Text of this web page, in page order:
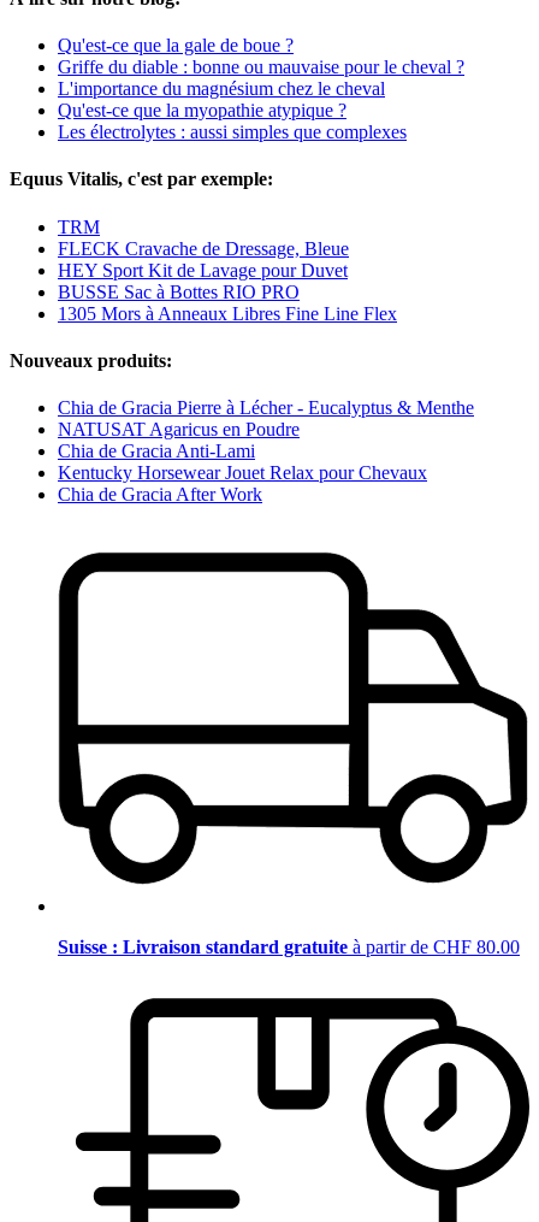
Qu'est-ce que la gale de boue ?
Griffe du diable : bonne ou mauvaise pour le cheval ?
L'importance du magnésium chez le cheval
Qu'est-ce que la myopathie atypique ?
Les électrolytes : aussi simples que complexes
Equus Vitalis, c'est par exemple:
TRM
FLECK Cravache de Dressage, Bleue
HEY Sport Kit de Lavage pour Duvet
BUSSE Sac à Bottes RIO PRO
1305 Mors à Anneaux Libres Fine Line Flex
Nouveaux produits:
Chia de Gracia Pierre à Lécher - Eucalyptus & Menthe
NATUSAT Agaricus en Poudre
Chia de Gracia Anti-Lami
Kentucky Horsewear Jouet Relax pour Chevaux
Chia de Gracia After Work
Suisse : Livraison standard gratuite à partir de CHF 80.00